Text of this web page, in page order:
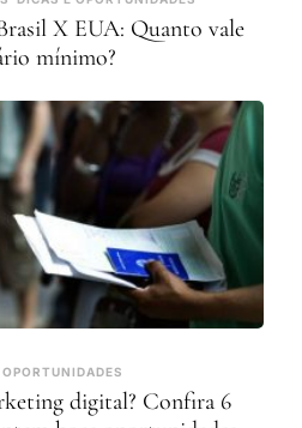
X EUA: Quanto vale
mínimo?
digital? Confira 6